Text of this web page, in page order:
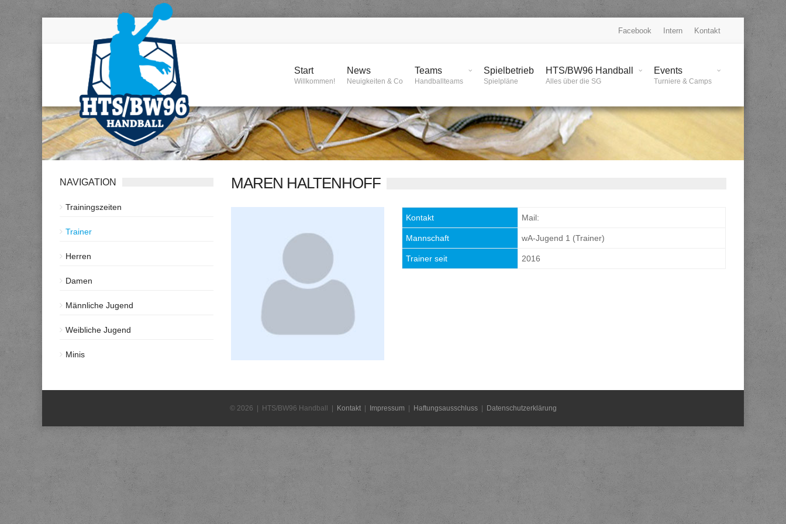
Facebook Intern Kontakt
Start
Willkommen!
News
Neuigkeiten & Co
Teams
Handballteams
Spielbetrieb
Spielpläne
HTS/BW96 Handball
Alles über die SG
Events
Turniere & Camps
NAVIGATION
Trainingszeiten
Trainer
Herren
Damen
Männliche Jugend
Weibliche Jugend
Minis
MAREN HALTENHOFF
Kontakt Mail:
Mannschaft wA-Jugend 1 (Trainer)
Trainer seit 2016
© 2026 | HTS/BW96 Handball | Kontakt| Impressum Haftungsausschluss| Datenschutzerklärung